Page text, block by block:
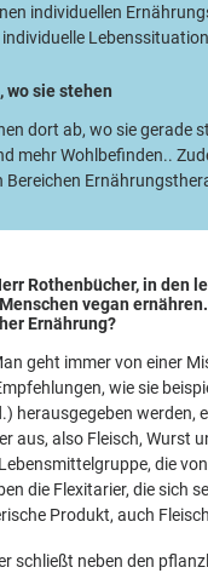
individuellen
wo siestehen
dort ab, wo sie gerade
mehr Wohlbefinden..
Bereichen
Rothenbücher, in den
vegan
Ernährung?
geht immer von einer
wie sie
herausgegeben
aus, also Fleisch, Wurst
die
die Flexitarier, die sich
Produkt, auch
schließt neben den